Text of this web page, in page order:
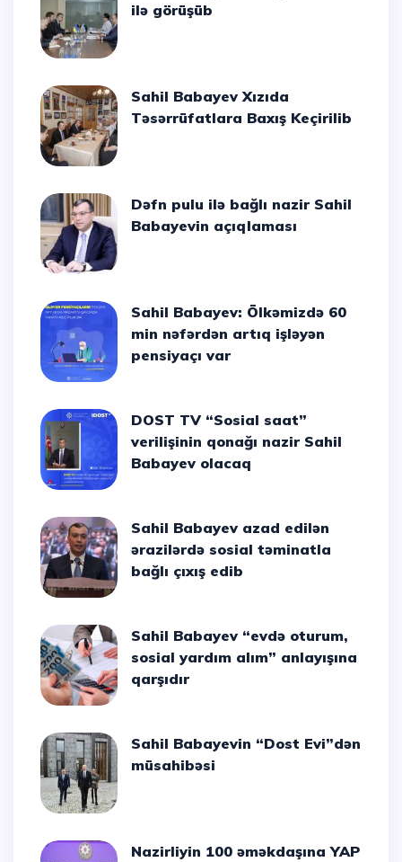
ilə görüşüb
Sahil Babayev Xızıda
Təsərrüfatlara Baxış Keçirilib
Dəfn pulu ilə bağlı nazir Sahil
Babayevin açıqlaması
Sahil Babayev: Ölkəmizdə 60
min nəfərdən artıq işləyən
pensiyaçı var
DOST TV “Sosial saat”
verilişinin qonağı nazir Sahil
Babayev olacaq
Sahil Babayev azad edilən
ərazilərdə sosial təminatla
bağlı çıxış edib
Sahil Babayev “evdə oturum,
sosial yardım alım” anlayışına
qarşıdır
Sahil Babayevin “Dost Evi”dən
müsahibəsi
Nazirliyin 100 əməkdaşına YAP